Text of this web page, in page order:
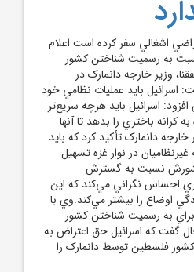
اشغالي سفر کرده است اعلام
به رسميت شناختن کشور
وزير خارجه دانمارک در
اسرائيل بايد عمليات نظامي خود
اسرائيل بايد هرچه سريع‌تر
کرانه باختري را بدهد تا آنها
دانمارک تأکيد کرد که بايد
در نوار غزه تسهيل
نسبت به گسترش
احساس نگراني مي‌کند که اين
اوضاع را بيشتر مي‌کند.وي با
به رسميت شناختن کشور
گفت که اسرائيل حق اعتراض به
فلسطين توسط دانمارک را